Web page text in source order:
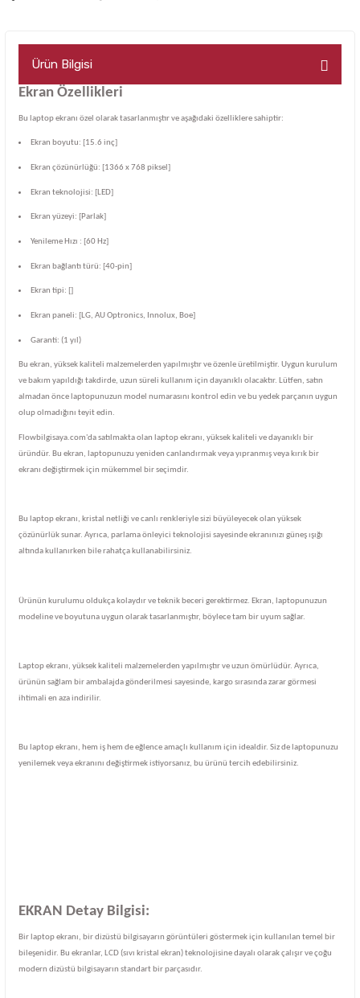
Ürün Bilgisi
Ekran Özellikleri
Bu laptop ekranı özel olarak tasarlanmıştır ve aşağıdaki özelliklere sahiptir:
Ekran boyutu: [15.6 inç]
Ekran çözünürlüğü: [1366 x 768 piksel]
Ekran teknolojisi: [LED]
Ekran yüzeyi: [Parlak]
Yenileme Hızı : [60 Hz]
Ekran bağlantı türü: [40-pin]
Ekran tipi: []
Ekran paneli: [LG, AU Optronics, Innolux, Boe]
Garanti: (1 yıl)
Bu ekran, yüksek kaliteli malzemelerden yapılmıştır ve özenle üretilmiştir. Uygun kurulum
ve bakım yapıldığı takdirde, uzun süreli kullanım için dayanıklı olacaktır. Lütfen, satın
almadan önce laptopunuzun model numarasını kontrol edin ve bu yedek parçanın uygun
olup olmadığını teyit edin.
Flowbilgisaya.com'da satılmakta olan laptop ekranı, yüksek kaliteli ve dayanıklı bir
üründür. Bu ekran, laptopunuzu yeniden canlandırmak veya yıpranmış veya kırık bir
ekranı değiştirmek için mükemmel bir seçimdir.
Bu laptop ekranı, kristal netliği ve canlı renkleriyle sizi büyüleyecek olan yüksek
çözünürlük sunar. Ayrıca, parlama önleyici teknolojisi sayesinde ekranınızı güneş ışığı
altında kullanırken bile rahatça kullanabilirsiniz.
Ürünün kurulumu oldukça kolaydır ve teknik beceri gerektirmez. Ekran, laptopunuzun
modeline ve boyutuna uygun olarak tasarlanmıştır, böylece tam bir uyum sağlar.
Laptop ekranı, yüksek kaliteli malzemelerden yapılmıştır ve uzun ömürlüdür. Ayrıca,
ürünün sağlam bir ambalajda gönderilmesi sayesinde, kargo sırasında zarar görmesi
ihtimali en aza indirilir.
Bu laptop ekranı, hem iş hem de eğlence amaçlı kullanım için idealdir. Siz de laptopunuzu
yenilemek veya ekranını değiştirmek istiyorsanız, bu ürünü tercih edebilirsiniz.
EKRAN Detay Bilgisi:
Bir laptop ekranı, bir dizüstü bilgisayarın görüntüleri göstermek için kullanılan temel bir
bileşenidir. Bu ekranlar, LCD (sıvı kristal ekran) teknolojisine dayalı olarak çalışır ve çoğu
modern dizüstü bilgisayarın standart bir parçasıdır.